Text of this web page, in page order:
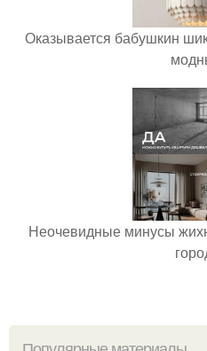
Оказывается бабушкин
Неочевидные минусы